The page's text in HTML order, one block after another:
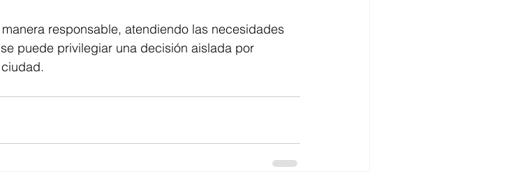
responsable, atendiendo las necesidades
puede privilegiar una decisión aislada por